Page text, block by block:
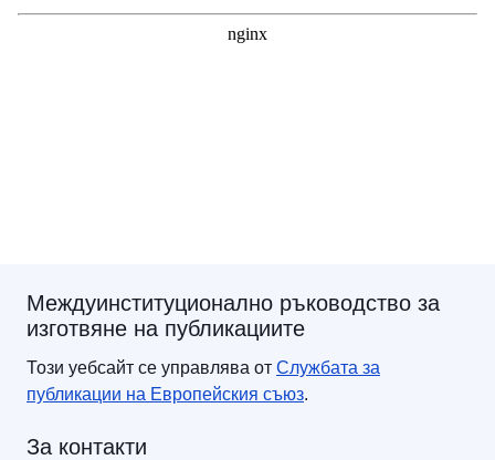
Междуинституционално ръководство за
изготвяне на публикациите
Този уебсайт се управлява от Службата за
публикации на Европейския съюз.
За контакти